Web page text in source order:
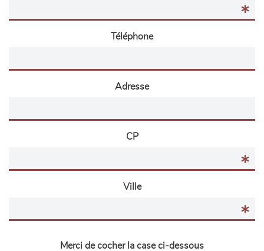
Téléphone
Adresse
CP
Ville
Merci de cocher la case ci-dessous